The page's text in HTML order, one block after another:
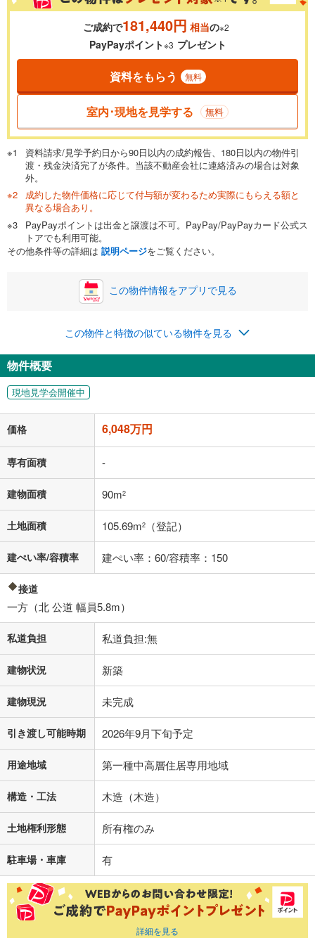
0.01%
一般的には最長35年まで借り入れ可能です。多くの金融機関
が完済時の年齢は80歳までを条件としています。
閉じる
頭金 万円
0万円 6,048万円
自己資金から住宅購入にかけられる金額を入力してくださ
い。一般的には物件価格の2割までが目安です。
閉じる
ボーナス
万円
0円
ナス時の増額分（1回分）を入力してください。
ボーナス払いの限度額は金融機関によって異なります。
閉じる
月々の返済額
る値は、実際の金融機関等における貸出金利とは何ら関係がなく、実際
の金融機関等における貸出金利を何ら保証するものではありません。返
済方法「元利均等返済」にて算出しております。入力された金利を35年
借り入れの際は各金融機関等に、必ずご自身でご確認をお願いいたしま
す。
条件によってお借り入れができないことがあります。
不動産会社に購入相談をする
ご成約で181,440円 相当の※2
PayPayポイント※3 プレゼント
資料をもらう 無料
室内･現地を見学する 無料
資料請求/見学予約日から90日以内の成約報告、180日以内の物件引
渡・残金決済完了が条件。当該不動産会社に連絡済みの場合は対象
外。
成約した物件価格に応じて付与額が変わるため実際にもらえる額と
異なる場合あり。
PayPayポイントは出金と譲渡は不可。PayPay/PayPayカード公式ス
トアでも利用可能。
その他条件等の詳細は 説明ページをご覧ください。
この物件情報をアプリで見る
この物件と特徴の似ている物件を見る
物件概要
現地見学会開催中
価格 6,048万円
専有面積 -
建物面積 90m2
土地面積 105.69m2 （登記）
建ぺい率/容積率 建ぺい率：60/容積率：150
接道
一方（北 公道 幅員5.8m）
私道負担 私道負担:無
建物状況 新築
建物現況 未完成
引き渡し可能時期 2026年9月下旬予定
用途地域 第一種中高層住居専用地域
構造・工法 木造（木造）
土地権利形態 所有権のみ
駐車場・車庫 有
詳細を見る